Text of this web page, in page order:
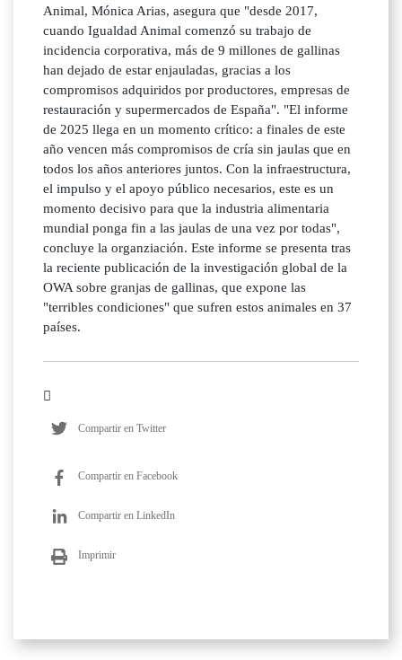
Animal, Mónica Arias, asegura que "desde 2017,
cuando Igualdad Animal comenzó su trabajo de
incidencia corporativa, más de 9 millones de gallinas
han dejado de estar enjauladas, gracias a los
compromisos adquiridos por productores, empresas de
restauración y supermercados de España". "El informe
de 2025 llega en un momento crítico: a finales de este
año vencen más compromisos de cría sin jaulas que en
todos los años anteriores juntos. Con la infraestructura,
el impulso y el apoyo público necesarios, este es un
momento decisivo para que la industria alimentaria
mundial ponga fin a las jaulas de una vez por todas",
concluye la organziación. Este informe se presenta tras
la reciente publicación de la investigación global de la
OWA sobre granjas de gallinas, que expone las
"terribles condiciones" que sufren estos animales en 37
países.
Compartir en Twitter
Compartir en Facebook
Compartir en LinkedIn
Imprimir